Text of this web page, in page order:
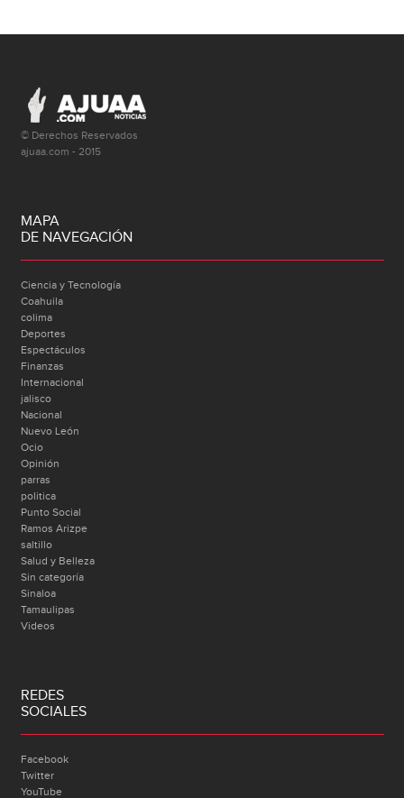
© Derechos Reservados
ajuaa.com - 2015
MAPA
DE NAVEGACIÓN
Ciencia y Tecnología
Coahuila
colima
Deportes
Espectáculos
Finanzas
Internacional
jalisco
Nacional
Nuevo León
Ocio
Opinión
parras
politica
Punto Social
Ramos Arizpe
saltillo
Salud y Belleza
Sin categoría
Sinaloa
Tamaulipas
Videos
REDES
SOCIALES
Facebook
Twitter
YouTube